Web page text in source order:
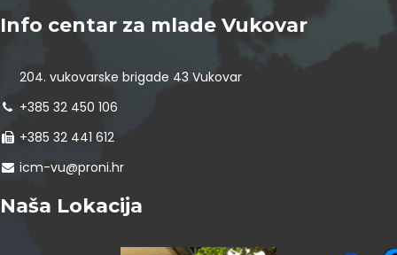
Info centar za mlade Vukovar
204. vukovarske brigade 43 Vukovar
+385 32 450 106
+385 32 441 612
icm-vu@proni.hr
Naša Lokacija